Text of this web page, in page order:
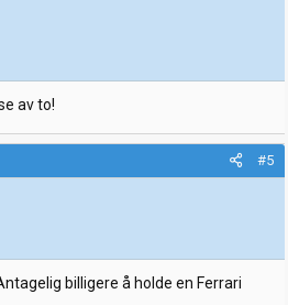
av to!
#5
billigere å holde en Ferrari